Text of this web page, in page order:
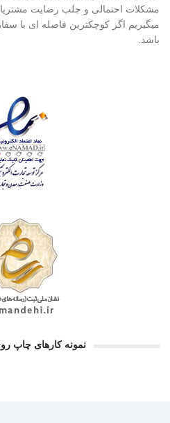
مشکلات احتمالی و جلب رضایت
میگیریم اگر کوچکترین فاصله ای با
باشد.
نمونه کارهای چاپ